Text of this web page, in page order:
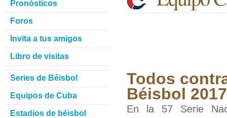
Todos
Béisbol
En la 57 Serie
Pronósticos
Foros
Invita a tus amigos
Libro de visitas
Series de Béisbol
Equipos de Cuba
Estadios de béisbol